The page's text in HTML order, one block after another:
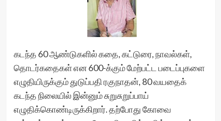
கடந்த 60 ஆண்டுகளில் கதை, கட்டுரை, நாவல்கள்,
தொடர்கதைகள் என 600-க்கும் மேற்பட்ட படைப்புகளை
எழுதியிருக்கும் துடுப்பதி ரகுநாதன், 80 வயதைக்
கடந்த நிலையில் இன்னும் சுறுசுறுப்பாய்
எழுதிக்கொண்டிருக்கிறார். தற்போது கோவை